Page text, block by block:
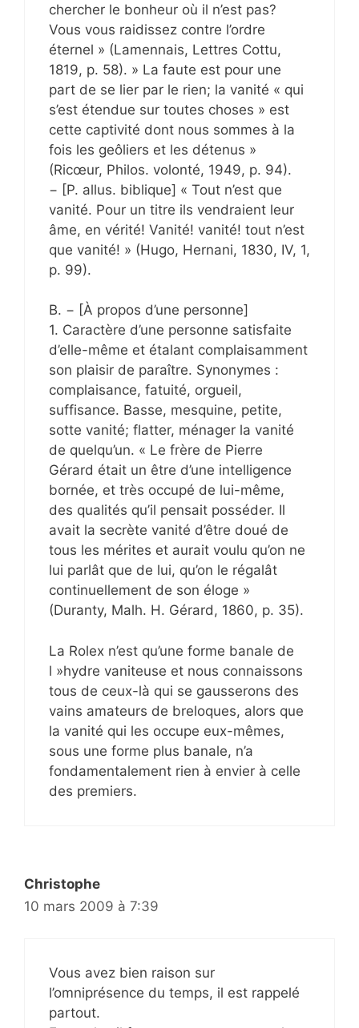
chercher le bonheur où il n’est pas?
Vous vous raidissez contre l’ordre
éternel » (Lamennais, Lettres Cottu,
1819, p. 58). » La faute est pour une
part de se lier par le rien; la vanité « qui
s’est étendue sur toutes choses » est
cette captivité dont nous sommes à la
fois les geôliers et les détenus »
(Ricœur, Philos. volonté, 1949, p. 94).
− [P. allus. biblique] « Tout n’est que
vanité. Pour un titre ils vendraient leur
âme, en vérité! Vanité! vanité! tout n’est
que vanité! » (Hugo, Hernani, 1830, IV, 1,
p. 99).
B. − [À propos d’une personne]
1. Caractère d’une personne satisfaite
d’elle-même et étalant complaisamment
son plaisir de paraître. Synonymes :
complaisance, fatuité, orgueil,
suffisance. Basse, mesquine, petite,
sotte vanité; flatter, ménager la vanité
de quelqu’un. « Le frère de Pierre
Gérard était un être d’une intelligence
bornée, et très occupé de lui-même,
des qualités qu’il pensait posséder. Il
avait la secrète vanité d’être doué de
tous les mérites et aurait voulu qu’on ne
lui parlât que de lui, qu’on le régalât
continuellement de son éloge »
(Duranty, Malh. H. Gérard, 1860, p. 35).
La Rolex n’est qu’une forme banale de
l »hydre vaniteuse et nous connaissons
tous de ceux-là qui se gausserons des
vains amateurs de breloques, alors que
la vanité qui les occupe eux-mêmes,
sous une forme plus banale, n’a
fondamentalement rien à envier à celle
des premiers.
Christophe
10 mars 2009 à 7:39
Vous avez bien raison sur
l’omniprésence du temps, il est rappelé
partout.